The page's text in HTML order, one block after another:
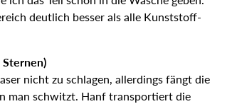
deutlich besser als alle Kunststoff-
nicht zu schlagen, allerdings fängt die
man schwitzt. Hanf transportiert die